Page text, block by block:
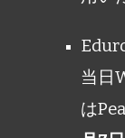
当日
は